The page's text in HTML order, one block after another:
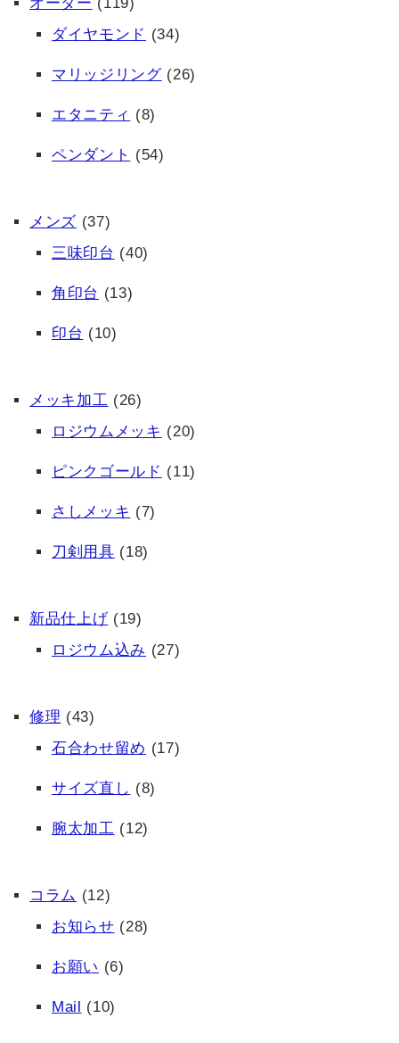
ダイヤモンド (34)
マリッジリング(26)
エタニティ (8)
ペンダント (54)
メンズ (37)
三味印台 (40)
角印台 (13)
印台 (10)
メッキ加工 (26)
ロジウムメッキ (20)
ピンクゴールド (11)
さしメッキ (7)
刀剣用具 (18)
新品仕上げ (19)
ロジウム込み (27)
修理 (43)
石合わせ留め (17)
サイズ直し (8)
腕太加工 (12)
コラム (12)
お知らせ (28)
お願い (6)
Mail (10)